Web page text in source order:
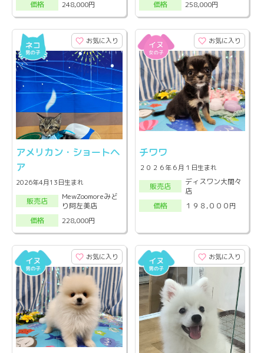
価格
248,000円
価格
258,000円
お気に入り
アメリカン・ショートヘ
ア
2026年4月13日生まれ
販売店
MewZoomoreみど
り阿左美店
価格
228,000円
お気に入り
チワワ
２０２６年６月１日生まれ
販売店
ディスワン大間々
店
価格
１９８,０００円
お気に入り お気に入り